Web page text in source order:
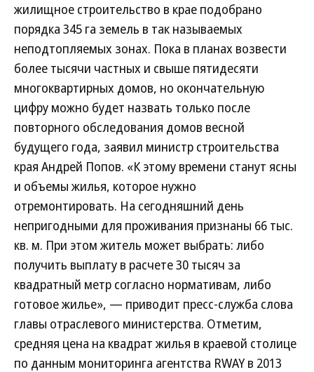
жилищное строительство в крае подобрано
порядка 345 га земель в так называемых
неподтопляемых зонах. Пока в планах возвести
более тысячи частных и свыше пятидесяти
многоквартирных домов, но окончательную
цифру можно будет назвать только после
повторного обследования домов весной
будущего года, заявил министр строительства
края Андрей Попов. «К этому времени станут ясны
и объемы жилья, которое нужно
отремонтировать. На сегодняшний день
непригодными для проживания признаны 66 тыс.
кв. м. При этом житель может выбрать: либо
получить выплату в расчете 30 тысяч за
квадратный метр согласно нормативам, либо
готовое жилье», — приводит пресс-служба слова
главы отраслевого министерства. Отметим,
средняя цена на квадрат жилья в краевой столице
по данным мониторинга агентства RWAY в 2013